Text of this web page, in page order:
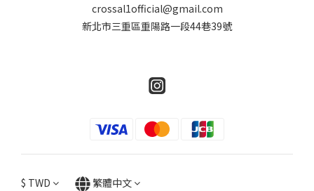
crossal1official@gmail.com
新北市三重區重陽路一段44巷39號
$ TWD 繁體中文